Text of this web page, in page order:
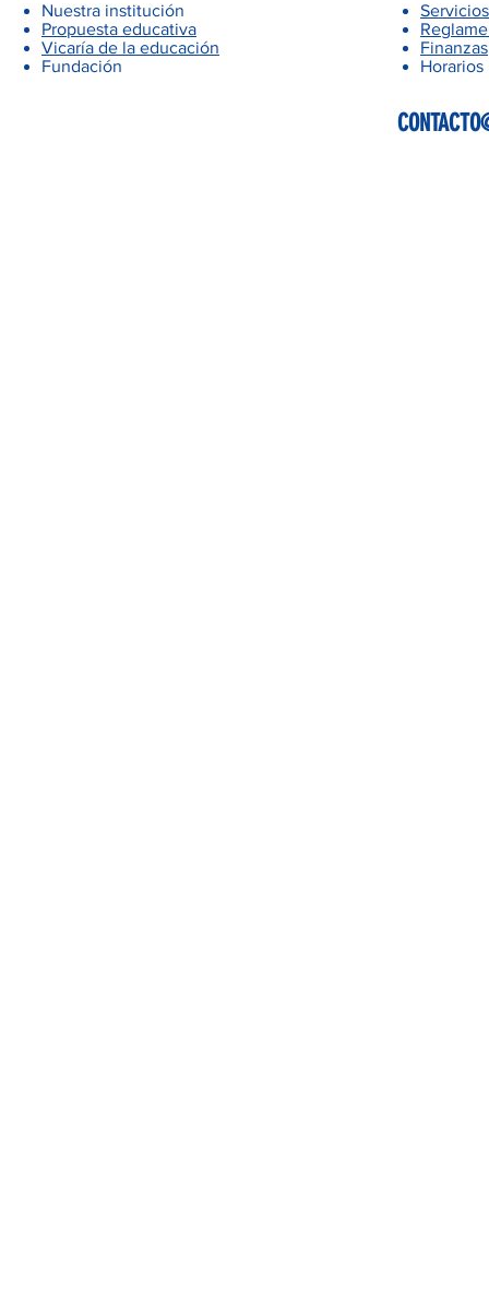
Nuestra institución
Propuesta educativa
Vicaría de la educación
Fundación
Servicios
Finanzas
Horarios